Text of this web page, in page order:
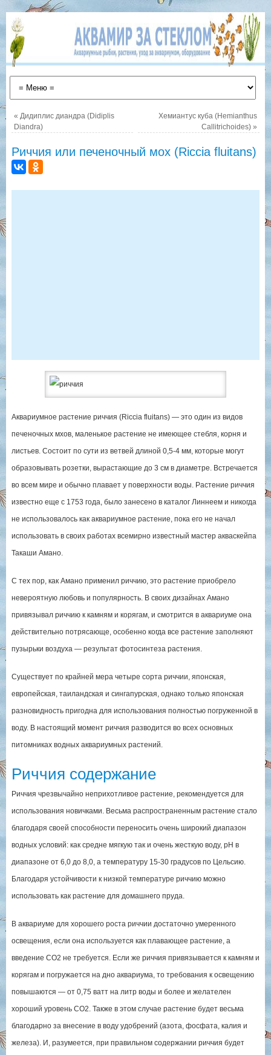
« Дидиплис диандра (Didiplis
Diandra)
Хемиантус куба (Hemianthus
Callitrichoides)»
Риччия или печеночный мох (Riccia fluitans)
Аквариумное растение риччия (Riccia fluitans) — это один из видов
печеночных мхов, маленькое растение не имеющее стебля, корня и
листьев. Состоит по сути из ветвей длиной 0,5-4 мм, которые могут
образовывать розетки, вырастающие до 3 см в диаметре. Встречается
во всем мире и обычно плавает у поверхности воды. Растение риччия
известно еще с 1753 года, было занесено в каталог Линнеем и никогда
не использовалось как аквариумное растение, пока его не начал
использовать в своих работах всемирно известный мастер акваскейпа
Такаши Амано.
С тех пор, как Амано применил риччию, это растение приобрело
невероятную любовь и популярность. В своих дизайнах Амано
привязывал риччию к камням и корягам, и смотрится в аквариуме она
действительно потрясающе, особенно когда все растение заполняют
пузырьки воздуха — результат фотосинтеза растения.
Существует по крайней мера четыре сорта риччии, японская,
европейская, таиландская и сингапурская, однако только японская
разновидность пригодна для использования полностью погруженной в
воду. В настоящий момент риччия разводится во всех основных
питомниках водных аквариумных растений.
Риччия содержание
Риччия чрезвычайно неприхотливое растение, рекомендуется для
использования новичками. Весьма распространенным растение стало
благодаря своей способности переносить очень широкий диапазон
водных условий: как средне мягкую так и очень жесткую воду, рН в
диапазоне от 6,0 до 8,0, а температуру 15-30 градусов по Цельсию.
Благодаря устойчивости к низкой температуре риччию можно
использовать как растение для домашнего пруда.
В аквариуме для хорошего роста риччии достаточно умеренного
освещения, если она используется как плавающее растение, а
введение СО2 не требуется. Если же риччия привязывается к камням и
корягам и погружается на дно аквариума, то требования к освещению
повышаются — от 0,75 ватт на литр воды и более и желателен
хороший уровень СО2. Также в этом случае растение будет весьма
благодарно за внесение в воду удобрений (азота, фосфата, калия и
железа). И, разумеется, при правильном содержании риччия будет